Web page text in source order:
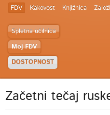
FDV Kakovost Knjižnica
Spletna učilnica
Moj FDV
DOSTOPNOST
Začetni tečaj